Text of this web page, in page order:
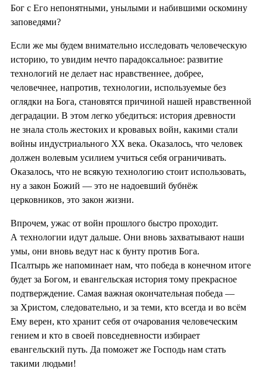
Бог с Его непонятными, унылыми и набившими оскомину
заповедями?
Если же мы будем внимательно исследовать человеческую
историю, то увидим нечто парадоксальное: развитие
технологий не делает нас нравственнее, добрее,
человечнее, напротив, технологии, используемые без
оглядки на Бога, становятся причиной нашей нравственной
деградации. В этом легко убедиться: история древности
не знала столь жестоких и кровавых войн, какими стали
войны индустриального XX века. Оказалось, что человек
должен волевым усилием учиться себя ограничивать.
Оказалось, что не всякую технологию стоит использовать,
ну а закон Божий — это не надоевший бубнёж
церковников, это закон жизни.
Впрочем, ужас от войн прошлого быстро проходит.
А технологии идут дальше. Они вновь захватывают наши
умы, они вновь ведут нас к бунту против Бога.
Псалтырь же напоминает нам, что победа в конечном итоге
будет за Богом, и евангельская история тому прекрасное
подтверждение. Самая важная окончательная победа —
за Христом, следовательно, и за теми, кто всегда и во всём
Ему верен, кто хранит себя от очарования человеческим
гением и кто в своей повседневности избирает
евангельский путь. Да поможет же Господь нам стать
такими людьми!